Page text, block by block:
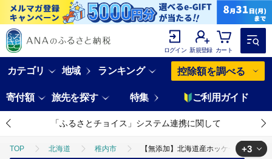
ログイン 新規登録 カート
カテゴリ 地域 ランキング 控除額を調べる
寄付額 旅先を探す 特集 ご利用ガイド
「ふるさとチョイス」システム連携に関して
TOP 北海道 稚内市 【無添加】北海道産ホッケ一夜干し 切
+3